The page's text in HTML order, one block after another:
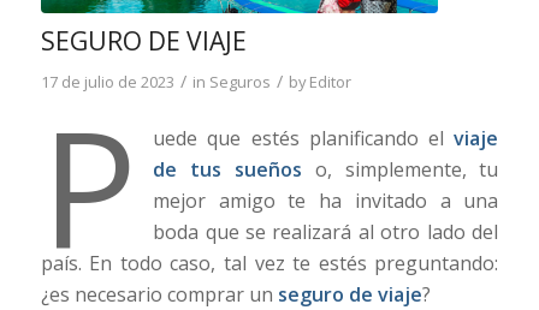
SEGURO DE VIAJE
17 de julio de 2023 / in Seguros / byEditor
P uede que estés planificando elviaje
de tus sueños o, simplemente, tu
mejor amigo te ha invitado a una
boda que se realizará al otro lado del
país. En todo caso, tal vez te estés preguntando:
¿es necesario comprar un seguro de viaje?